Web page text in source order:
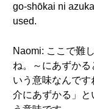
go-shōkai ni
used.
Naomi: ここで難
ね。～にあずか
いう意味なんで
介にあずかる」